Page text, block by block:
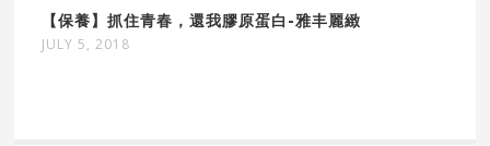
【保養】抓住青春，還我膠原蛋白-雅丰麗緻
JULY 5, 2018